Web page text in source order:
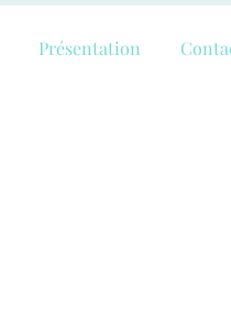
Présentation